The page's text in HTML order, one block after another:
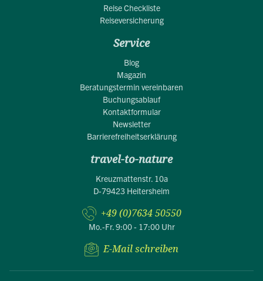
Reise Checkliste
Reiseversicherung
Service
Blog
Magazin
Beratungstermin vereinbaren
Buchungsablauf
Kontaktformular
Newsletter
Barrierefreiheitserklärung
travel-to-nature
Kreuzmattenstr. 10a
D-79423 Heitersheim
+49 (0)7634 50550
Mo.-Fr. 9:00 - 17:00 Uhr
E-Mail schreiben